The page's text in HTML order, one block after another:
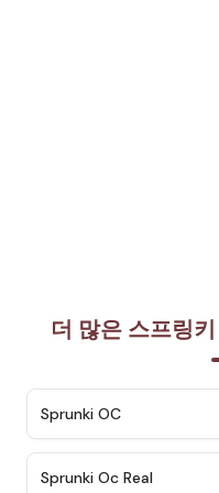
더 많은 스프링
Sprunki OC
Sprunki Oc Real